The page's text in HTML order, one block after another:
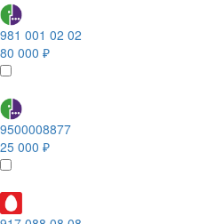
981 001 02 02
80 000 ₽
9500008877
25 000 ₽